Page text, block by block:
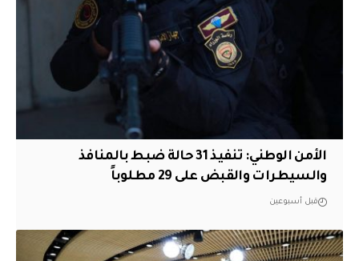
الأمن الوطني: تنفيذ 31 حالة ضبط بالمنافذ
والسيطرات والقبض على 29 مطلوباً
قبل أسبوعين